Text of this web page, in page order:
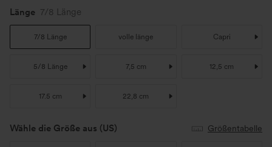
Länge 7/8 Länge
7/8 Länge volle länge Capri
5/8 Länge 7,5 cm 12,5 cm
17.5 cm 22,8 cm
Wähle die Größe aus (US) Größentabelle